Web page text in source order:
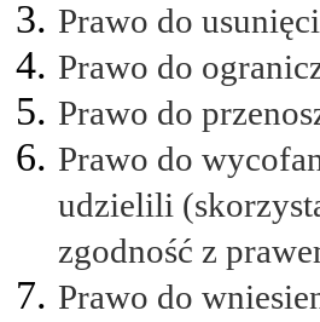
Prawo do
Prawo do
Prawo do
Prawo do
udzielili
zgodność z
Prawo do